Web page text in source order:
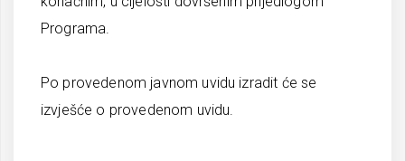
Programa.
Po provedenom javnom uvidu izradit će se
izvješće o provedenom uvidu.